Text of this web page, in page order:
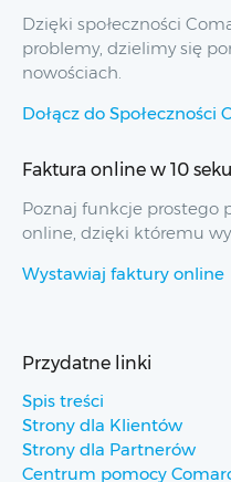
Dzięki społeczności
problemy, dzielimy się
nowościach.
Dołącz do Społeczności
Faktura online w 10
Poznaj funkcje prostego
online, dzięki któremu
Wystawiaj faktury online
Przydatne linki
Spis treści
Strony dla Klientów
Strony dla Partnerów
Centrum pomocy